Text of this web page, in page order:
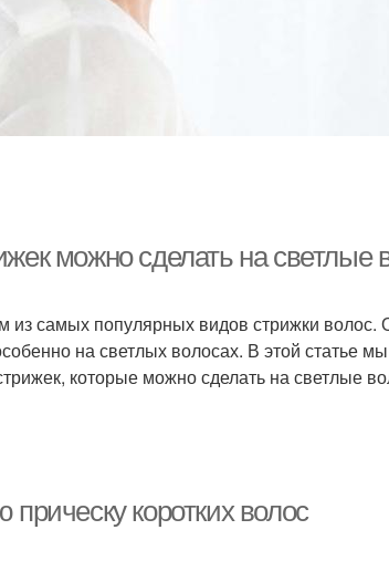
можно сделать на светлые
из самых популярных видов стрижки волос.
на светлых волосах. В этой статье
которые можно сделать на светлые
прическу коротких волос